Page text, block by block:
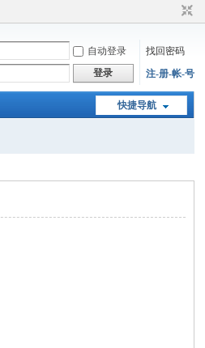
自动登录
找回密码
登录 注-册-帐-号
快捷导航